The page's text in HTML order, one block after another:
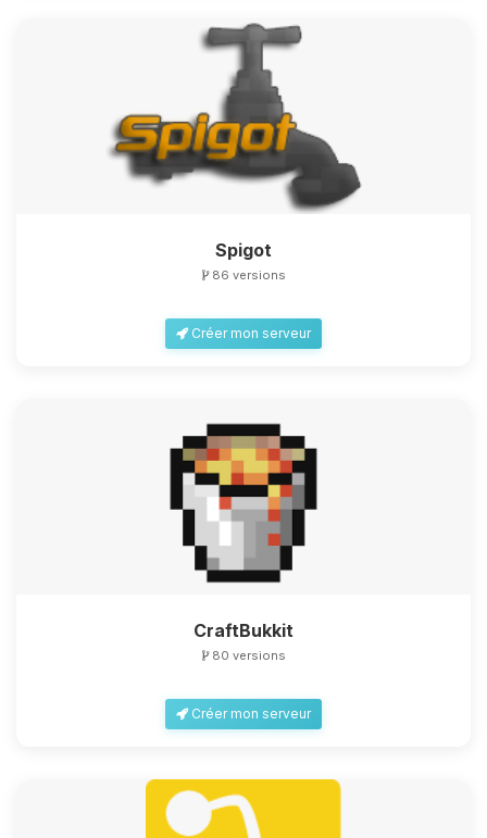
Spigot
86 versions
Créer mon serveur
CraftBukkit
80 versions
Créer mon serveur